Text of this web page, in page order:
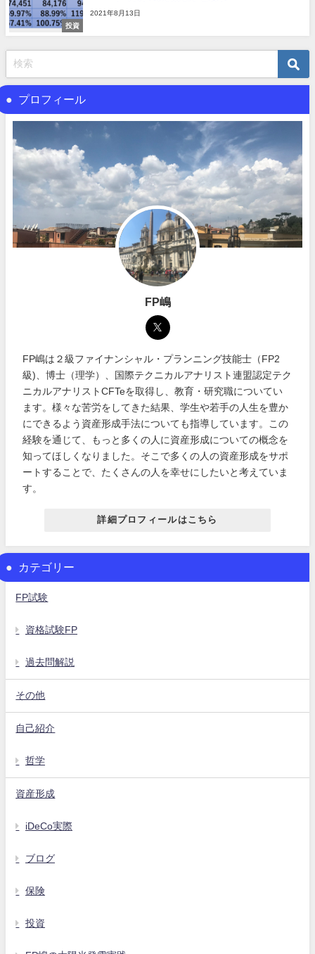
投資
2021年8月13日
プロフィール
FP嶋
FP嶋は２級ファイナンシャル・プランニング技能士（FP2
級)、博士（理学）、国際テクニカルアナリスト連盟認定テク
ニカルアナリストCFTeを取得し、教育・研究職についてい
ます。様々な苦労をしてきた結果、学生や若手の人生を豊か
にできるよう資産形成手法についても指導しています。この
経験を通じて、もっと多くの人に資産形成についての概念を
知ってほしくなりました。そこで多くの人の資産形成をサポ
ートすることで、たくさんの人を幸せにしたいと考えていま
す。
詳細プロフィールはこちら
カテゴリー
FP試験
資格試験FP
過去問解説
その他
自己紹介
哲学
資産形成
iDeCo実際
ブログ
保険
投資